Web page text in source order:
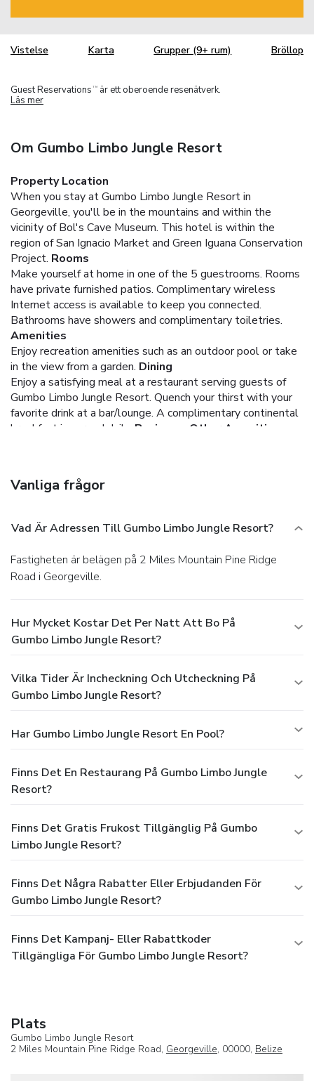
Vistelse Karta Grupper (9+ rum) Bröllop
Guest Reservations TM
är ett oberoende resenätverk.
Läs mer
Om Gumbo Limbo Jungle Resort
Property Location
When you stay at Gumbo Limbo Jungle Resort in
Georgeville, you'll be in the mountains and within the
vicinity of Bol's Cave Museum. This hotel is within the
region of San Ignacio Market and Green Iguana Conservation
Project. Rooms
Make yourself at home in one of the 5 guestrooms. Rooms
have private furnished patios. Complimentary wireless
Internet access is available to keep you connected.
Bathrooms have showers and complimentary toiletries.
Amenities
Enjoy recreation amenities such as an outdoor pool or take
in the view from a garden. Dining
Enjoy a satisfying meal at a restaurant serving guests of
Gumbo Limbo Jungle Resort. Quench your thirst with your
favorite drink at a bar/lounge. A complimentary continental
breakfast is served daily.
Business, Other Amenities
Vanliga frågor
Vad Är Adressen Till Gumbo Limbo Jungle Resort?
Fastigheten är belägen på 2 Miles Mountain Pine Ridge
Road i Georgeville.
Hur Mycket Kostar Det Per Natt Att Bo På
Gumbo Limbo Jungle Resort?
Vilka Tider Är Incheckning Och Utcheckning På
Gumbo Limbo Jungle Resort?
Har Gumbo Limbo Jungle Resort En Pool?
Finns Det En Restaurang På Gumbo Limbo Jungle
Resort?
Finns Det Gratis Frukost Tillgänglig På Gumbo
Limbo Jungle Resort?
Finns Det Några Rabatter Eller Erbjudanden För
Gumbo Limbo Jungle Resort?
Finns Det Kampanj- Eller Rabattkoder
Tillgängliga För Gumbo Limbo Jungle Resort?
Plats
Gumbo Limbo Jungle Resort
2 Miles Mountain Pine Ridge Road, Georgeville, 00000, Belize